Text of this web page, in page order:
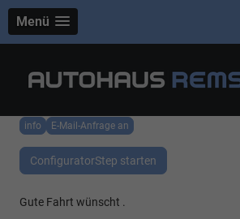
Menü
info E-Mail-Anfrage an
ConfiguratorStep starten
Gute Fahrt wünscht .